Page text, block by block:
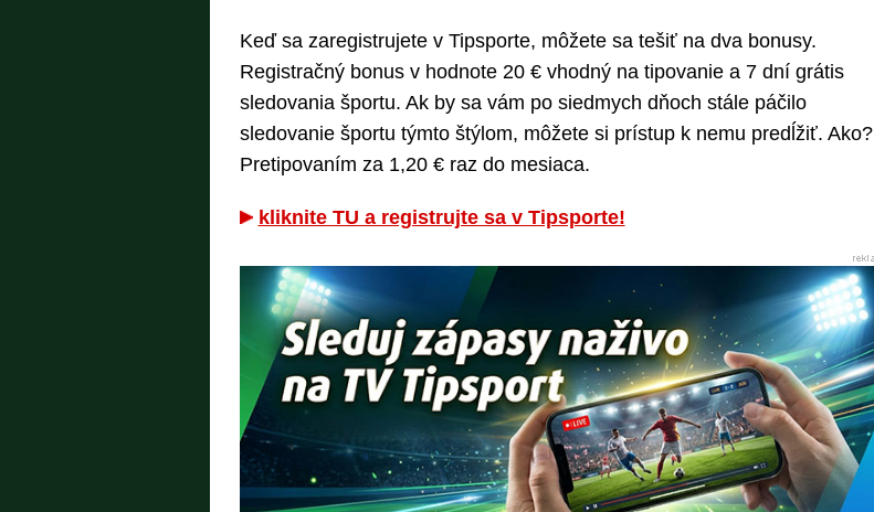
Keď sa zaregistrujete v Tipsporte, môžete sa tešiť na dva bonusy.
Registračný bonus v hodnote 20 € vhodný na tipovanie a 7 dní grátis
sledovania športu. Ak by sa vám po siedmych dňoch stále páčilo
sledovanie športu týmto štýlom, môžete si prístup k nemu predĺžiť. Ako?
Pretipovaním za 1,20 € raz do mesiaca.
kliknite TU a registrujte sa v Tipsporte!